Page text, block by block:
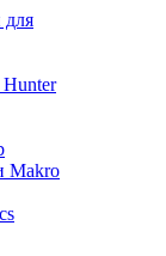
Hunter
Makro